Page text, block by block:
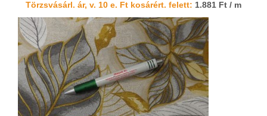
Törzsvásárl. ár, v. 10 e. Ft kosárért. felett: 1.881 Ft / m